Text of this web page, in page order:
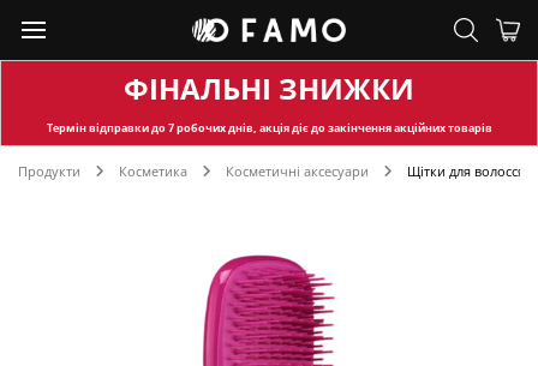
ФІНАЛЬНІ ЗНИЖКИ
Термін відправкидо 7 робочих днів, акція діє до закінчення акційних товарів
Продукти Косметика Косметичні аксесуари Щітки для волосся